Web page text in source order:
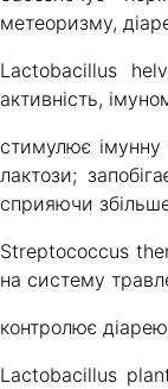
метеоризму,
Lactobacillus
активність,
стимулює
лактози;
сприяючи
Streptococcus
на систему
контролює
Lactobacillus